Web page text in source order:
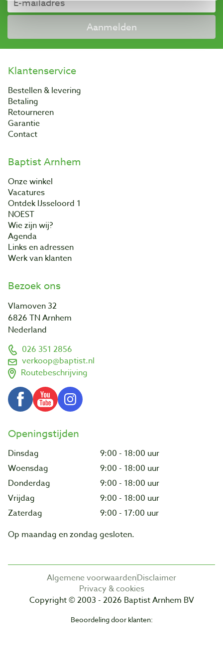
Aanmelden
Klantenservice
Bestellen & levering
Betaling
Retourneren
Garantie
Contact
Baptist Arnhem
Onze winkel
Vacatures
Ontdek IJsseloord 1
NOEST
Wie zijn wij?
Agenda
Links en adressen
Werk van klanten
Bezoek ons
Vlamoven 32
6826 TN Arnhem
Nederland
026 351 2856
verkoop@baptist.nl
Routebeschrijving
Openingstijden
Dinsdag
9:00 - 18:00 uur
Woensdag
9:00 - 18:00 uur
Donderdag
9:00 - 18:00 uur
Vrijdag
9:00 - 18:00 uur
Zaterdag
9:00 - 17:00 uur
Op maandag en zondag gesloten.
Algemene voorwaardenDisclaimer
Privacy & cookies
Copyright © 2003 - 2026 Baptist Arnhem BV
Beoordeling door klanten: